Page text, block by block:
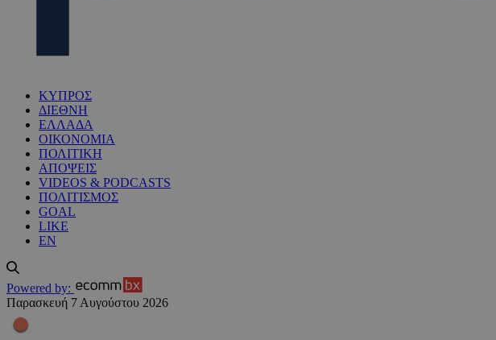
ΚΥΠΡΟΣ
ΔΙΕΘΝΗ
ΕΛΛΑΔΑ
ΟΙΚΟΝΟΜΙΑ
ΠΟΛΙΤΙΚΗ
ΑΠΟΨΕΙΣ
VIDEOS & PODCASTS
ΠΟΛΙΤΙΣΜΟΣ
GOAL
LIKE
EN
Powered by:
Παρασκευή 7 Αυγούστου 2026